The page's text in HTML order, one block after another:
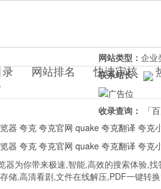
网站排名 快速审核
网站类型： 企业
联系站长：
收录查询：
「
器 夸克 夸克官网 quake 夸克翻译 夸克
器 夸克 夸克官网 quake 夸克翻译 夸克
器为你带来极速,智能,高效的搜索体验,
储,高清看剧,文件在线解压,PDF一键转